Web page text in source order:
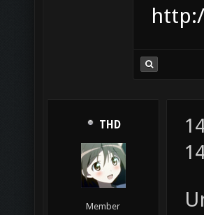
THD
Member